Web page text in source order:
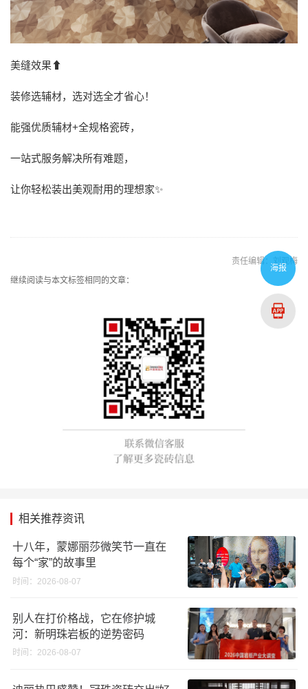
美缝效果⬆
装修选辅材，选对选全才省心！
能强优质辅材+全规格瓷砖，
一站式服务解决所有难题，
让你轻松装出美观耐用的理想家✨
责任编辑：刘观梅
继续阅读与本文标签相同的文章：
相关推荐资讯
十八年，蒙娜丽莎微笑节一直在
每个“家”的故事里
时间：2026-08-07
别人在打价格战，它在修护城
河：新明珠岩板的逆势密码
时间：2026-08-07
海报